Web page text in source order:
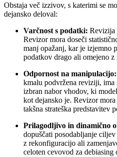
Obstaja več izzivov, s katerimi se
dejansko deloval:
Varčnost s podatki: Revizija
Revizor mora doseči
manj opažanj, kar je izjemno
podatkov drago ali omejeno z
Odpornost na manipulacijo:
kmalu podvržena reviziji, ima
izbran nabor vhodov, ki
kot dejansko je. Revizor
takšna strateška predstavitev
Prilagodljivo in dinamično
dopuščati posodabljanje
z rekonfiguracijo ali
celoten cevovod za debiasing